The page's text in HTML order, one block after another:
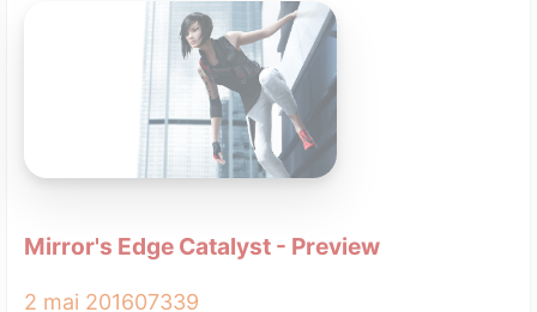
Mirror's Edge Catalyst - Preview
2 mai 201607339